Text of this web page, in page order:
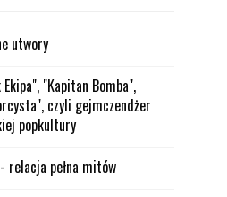
utwory
Ekipa", "Kapitan Bomba",
czyli gejmczendżer
popkultury
relacja pełna mitów